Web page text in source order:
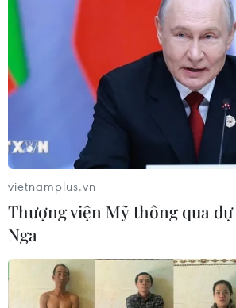
vietnamplus.vn
Thượng viện Mỹ thông qua
Nga